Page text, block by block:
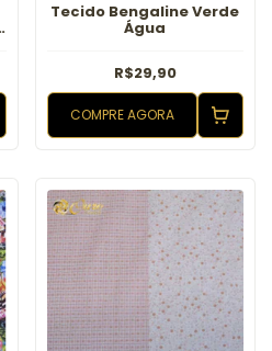
Tecido Bengaline Verde
Água
R$29,90
COMPRE AGORA